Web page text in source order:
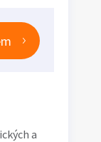
a